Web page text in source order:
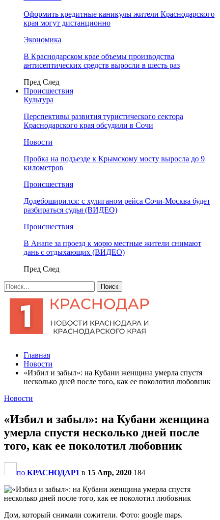
Оформить кредитные каникулы жители Краснодарского
края могут дистанционно
Экономика
В Краснодарском крае объемы производства
антисептических средств выросли в шесть раз
Пред След
Происшествия
Культура
Перспективы развития туристического сектора
Краснодарского края обсудили в Сочи
Новости
Пробка на подъезде к Крымскому мосту выросла до 9
километров
Происшествия
Додебоширился: с хулиганом рейса Сочи-Москва будет
разбираться судья (ВИДЕО)
Происшествия
В Анапе за проезд к морю местные жители снимают
дань с отдыхающих (ВИДЕО)
Пред След
Главная
Новости
«Избил и забыл»: на Кубани женщина умерла спустя
несколько дней после того, как ее поколотил любовник
Новости
«Избил и забыл»: на Кубани женщина
умерла спустя несколько дней после
того, как ее поколотил любовник
по КРАСНОДАР1 в 15 Апр, 2020 184
Дом, который снимали сожители. Фото: google maps.